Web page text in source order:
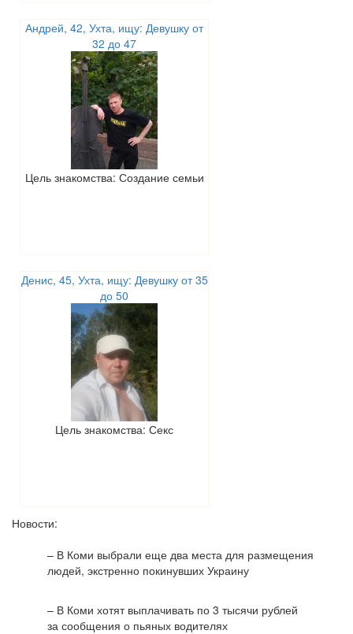
Андрей, 42, Ухта, ищу: Девушку от
32 до 47
Цель знакомства: Создание семьи
Денис, 45, Ухта, ищу: Девушку от 35
до 50
Цель знакомства: Секс
Новости:
– В Коми выбрали еще два места для размещения
людей, экстренно покинувших Украину
– В Коми хотят выплачивать по 3 тысячи рублей
за сообщения о пьяных водителях